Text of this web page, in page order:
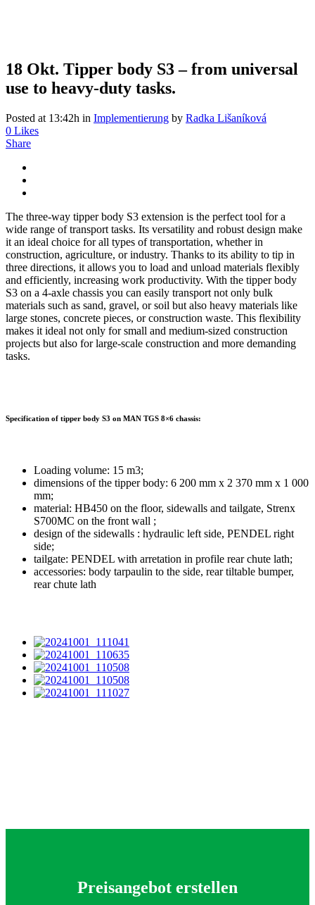
18 Okt. Tipper body S3 – from universal
use to heavy-duty tasks.
Posted at 13:42h in Implementierung by Radka Lišaníková
0 Likes
Share
The three-way tipper body S3 extension is the perfect tool for a
wide range of transport tasks. Its versatility and robust design make
it an ideal choice for all types of transportation, whether in
construction, agriculture, or industry. Thanks to its ability to tip in
three directions, it allows you to load and unload materials flexibly
and efficiently, increasing work productivity. With the tipper body
S3 on a 4-axle chassis you can easily transport not only bulk
materials such as sand, gravel, or soil but also heavy materials like
large stones, concrete pieces, or construction waste. This flexibility
makes it ideal not only for small and medium-sized construction
projects but also for large-scale construction and more demanding
tasks.
Specification of tipper body S3 on MAN TGS 8×6 chassis:
Loading volume: 15 m3;
dimensions of the tipper body: 6 200 mm x 2 370 mm x 1 000
mm;
material: HB450 on the floor, sidewalls and tailgate, Strenx
S700MC on the front wall ;
design of the sidewalls : hydraulic left side, PENDEL right
side;
tailgate: PENDEL with arretation in profile rear chute lath;
accessories: body tarpaulin to the side, rear tiltable bumper,
rear chute lath
Preisangebot erstellen